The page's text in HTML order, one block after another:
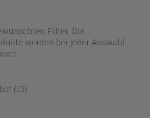
In der Auswahl von Iperceramica
Feinsteinzeug, das sich
auszeichnet: ideal für
offene Wohnbereiche, in denen ein
Look gefragt ist.
Filter. Die
werden bei jeder Auswahl
(13)